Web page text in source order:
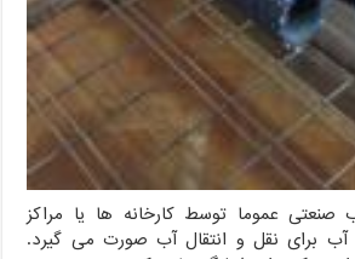
عموما توسط کارخانه ها یا مراکز
برای نقل و انتقال آب صورت می گیرد.